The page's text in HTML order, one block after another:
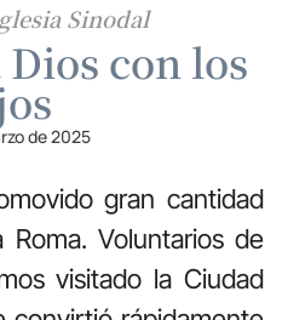
Sinodal
con los
de 2025
gran cantidad
Voluntarios de
visitado la Ciudad